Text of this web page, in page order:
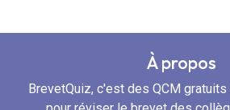
À propos
BrevetQuiz, c'est des QCM